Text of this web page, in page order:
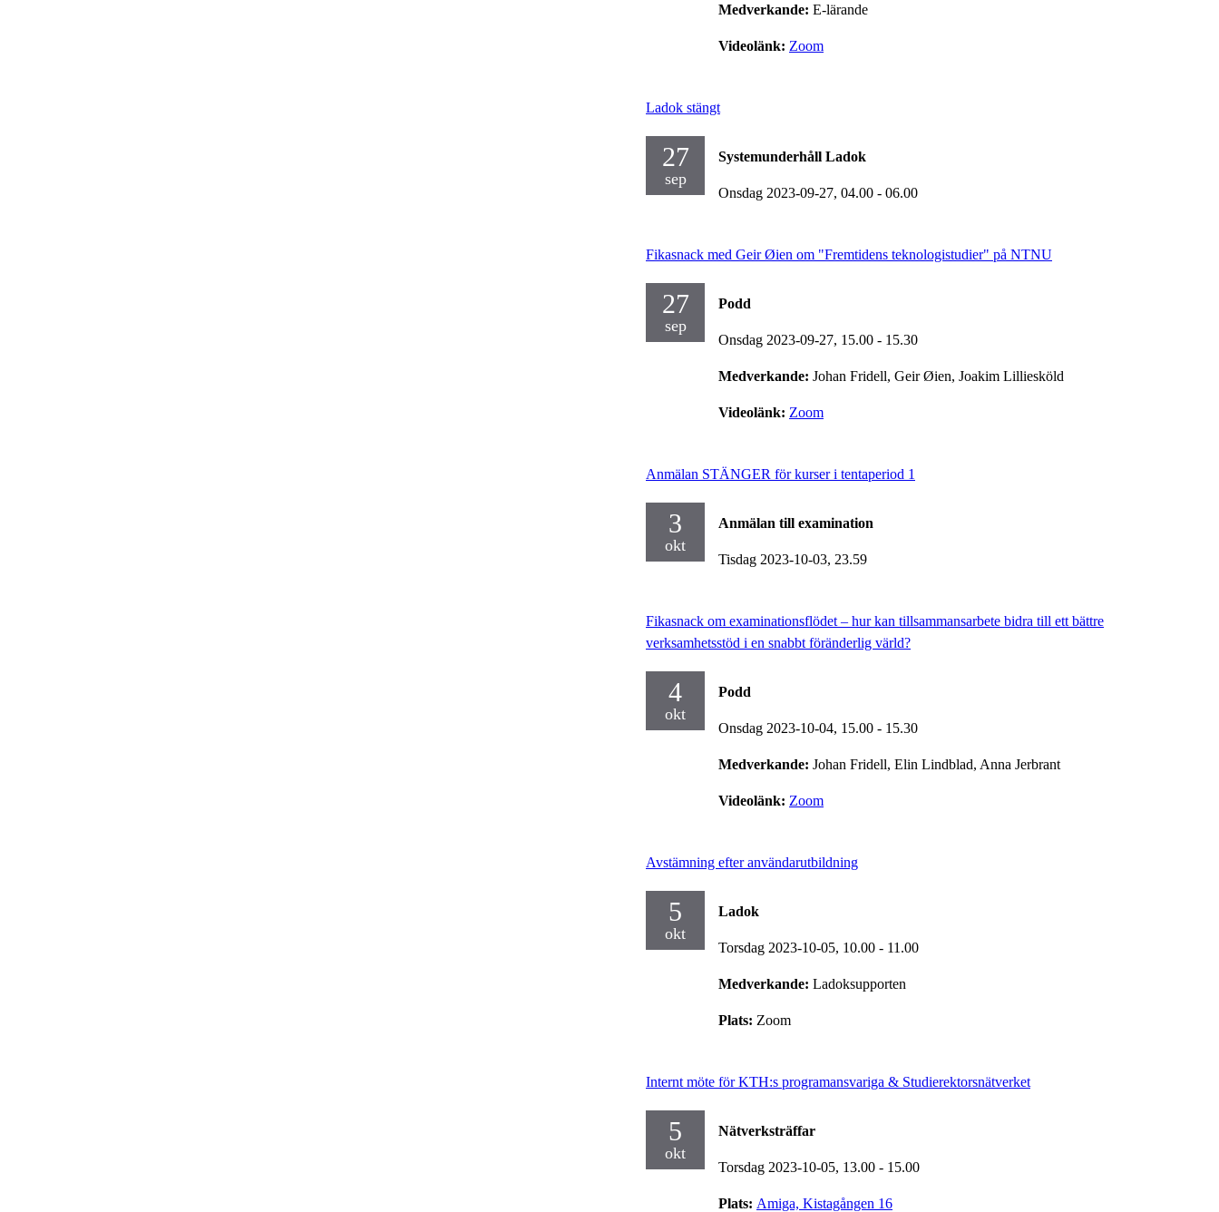
Medverkande: E-lärande
Videolänk: Zoom
Ladok stängt
27
sep
Systemunderhåll Ladok
Onsdag 2023-09-27, 04.00 - 06.00
Fikasnack med Geir Øien om "Fremtidens teknologistudier" på NTNU
27
sep
Podd
Onsdag 2023-09-27, 15.00 - 15.30
Medverkande: Johan Fridell, Geir Øien, Joakim Lilliesköld
Videolänk: Zoom
Anmälan STÄNGER för kurser i tentaperiod 1
3
okt
Anmälan till examination
Tisdag 2023-10-03, 23.59
Fikasnack om examinationsflödet – hur kan tillsammansarbete bidra till ett bättre
verksamhetsstöd i en snabbt föränderlig värld?
4
okt
Podd
Onsdag 2023-10-04, 15.00 - 15.30
Medverkande: Johan Fridell, Elin Lindblad, Anna Jerbrant
Videolänk: Zoom
Avstämning efter användarutbildning
5
okt
Ladok
Torsdag 2023-10-05, 10.00 - 11.00
Medverkande: Ladoksupporten
Plats: Zoom
Internt möte för KTH:s programansvariga & Studierektorsnätverket
5
okt
Nätverksträffar
Torsdag 2023-10-05, 13.00 - 15.00
Plats: Amiga, Kistagången 16